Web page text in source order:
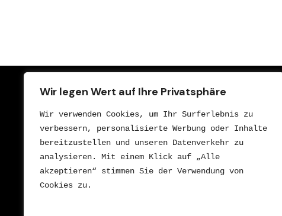
Wir legen Wert auf Ihre Privatsphäre
Wir verwenden Cookies, um Ihr Surferlebnis zu
verbessern, personalisierte Werbung oder Inhalte
bereitzustellen und unseren Datenverkehr zu
analysieren. Mit einem Klick auf „Alle
akzeptieren“ stimmen Sie der Verwendung von
Cookies zu.